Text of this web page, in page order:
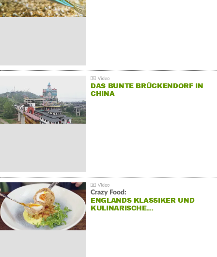
DAS BUNTE BRÜCKENDORF IN
CHINA
Crazy Food:
ENGLANDS KLASSIKER UND
KULINARISCHE…